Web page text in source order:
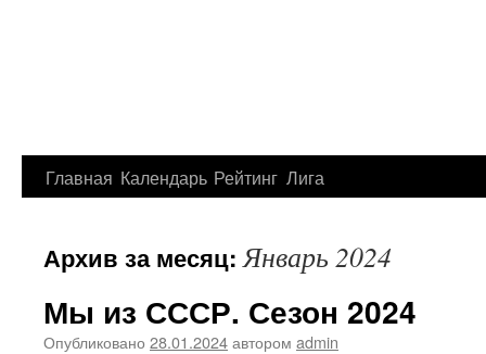
Перейти
содержимому
Главная Календарь Рейтинг Лига
Архив за месяц:Январь 2024
Мы из СССР. Сезон 2024
Опубликовано 28.01.2024автором admin